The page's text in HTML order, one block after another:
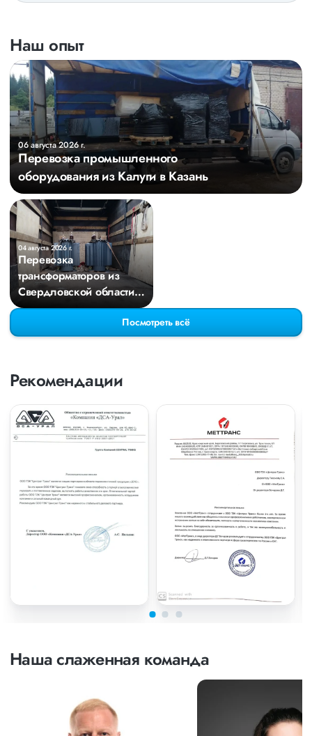
Наш опыт
06 августа 2026 г.
Перевозка промышленного
оборудования из Калуги в Казань
04 августа 2026 г.
Перевозка
трансформаторов из
Свердловской области в
Киров
Посмотреть всё
Рекомендации
Наша слаженная команда